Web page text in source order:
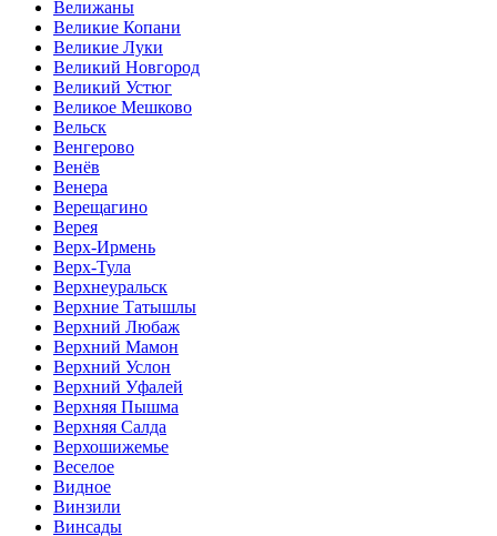
Велижаны
Великие Копани
Великие Луки
Великий Новгород
Великий Устюг
Великое Мешково
Вельск
Венгерово
Венёв
Венера
Верещагино
Верея
Верх-Ирмень
Верх-Тула
Верхнеуральск
Верхние Татышлы
Верхний Любаж
Верхний Мамон
Верхний Услон
Верхний Уфалей
Верхняя Пышма
Верхняя Салда
Верхошижемье
Веселое
Видное
Винзили
Винсады